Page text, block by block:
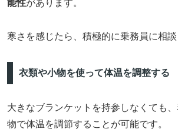
能性があります。
寒さを感じたら、積極的に乗務員に相談
衣類や小物を使って体温を調整する
大きなブランケットを持参しなくても
物で体温を調節することが可能です。